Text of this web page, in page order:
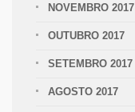
NOVEMBRO 2017
OUTUBRO 2017
SETEMBRO 2017
AGOSTO 2017